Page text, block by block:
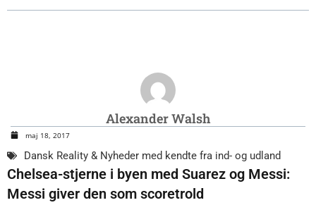
Alexander Walsh
maj 18, 2017
Dansk Reality & Nyheder med kendte fra ind- og udland
Chelsea-stjerne i byen med Suarez og Messi:
Messi giver den som scoretrold